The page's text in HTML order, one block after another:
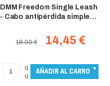
DMM Freedom Single Leash
- Cabo antipérdida simple
16.00 € 14,45 €